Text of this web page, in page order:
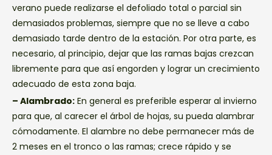
verano puede realizarse el defoliado total o parcial sin
demasiados problemas, siempre que no se lleve a cabo
demasiado tarde dentro de la estación. Por otra parte, es
necesario, al principio, dejar que las ramas bajas crezcan
libremente para que así engorden y lograr un crecimiento
adecuado de esta zona baja.
– Alambrado: En general es preferible esperar al invierno
para que, al carecer el árbol de hojas, su pueda alambrar
cómodamente. El alambre no debe permanecer más de
2 meses en el tronco o las ramas; crece rápido y se